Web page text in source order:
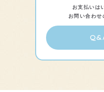
お支払いは
お問い合わせ